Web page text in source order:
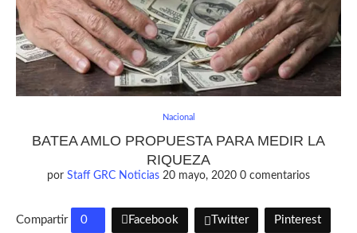
Nacional
BATEA AMLO PROPUESTA PARA MEDIR LA
RIQUEZA
por Staff GRC Noticias 20 mayo, 2020 0 comentarios
Compartir 0 Facebook Twitter Pinterest